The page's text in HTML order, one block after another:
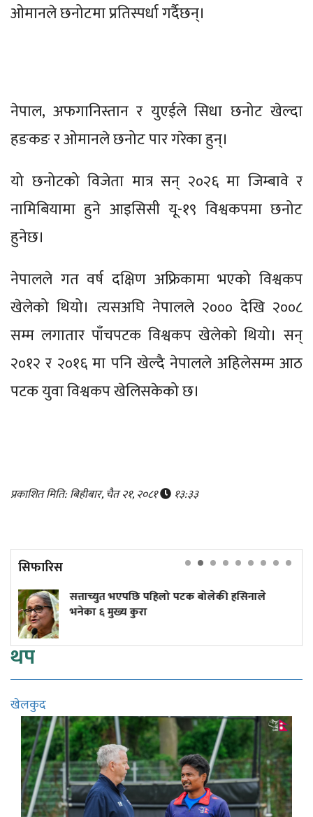
ओमानले छनोटमा प्रतिस्पर्धा गर्दैछन्।
नेपाल, अफगानिस्तान र युएईले सिधा छनोट खेल्दा
हङकङ र ओमानले छनोट पार गरेका हुन्।
यो छनोटको विजेता मात्र सन् २०२६ मा जिम्बावे र
नामिबियामा हुने आइसिसी यू-१९ विश्वकपमा छनोट
हुनेछ।
नेपालले गत वर्ष दक्षिण अफ्रिकामा भएको विश्वकप
खेलेको थियो। त्यसअघि नेपालले २००० देखि २००८
सम्म लगातार पाँचपटक विश्वकप खेलेको थियो। सन्
२०१२ र २०१६ मा पनि खेल्दै नेपालले अहिलेसम्म आठ
पटक युवा विश्वकप खेलिसकेको छ।
प्रकाशित मिति: बिहीबार, चैत २१, २०८१ १३:३३
सिफारिस
पहिलो पटक बोलेकी हसिनाले
यी चार प्रदेशमा
थप
खेलकुद